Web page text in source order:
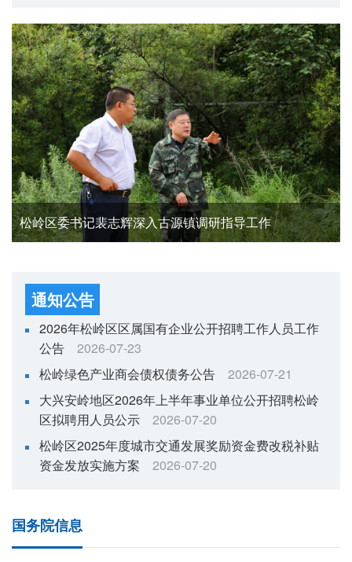
松岭区全面部署主汛期防汛备汛工作 松岭区召开2026年优化营商环境专项行动暨深化企业服务效能提升突破年行动调度会议
松岭区领导带队调研高标准农田建设项目 现场办公解难题促提速
松岭区委书记裴志辉深入古源镇调研指导工作
松岭区派出检查组深入劲松镇与公路一线督导防汛备汛工作
松岭区全面部署主汛期防汛备汛工作 松岭区召开2026年优化营商环境专项行动暨深化企业服务效能提升突破年行动调度会议
通知公告
2026年松岭区区属国有企业公开招聘工作人员工作
公告
2026-07-23
松岭绿色产业商会债权债务公告
2026-07-21
大兴安岭地区2026年上半年事业单位公开招聘松岭
区拟聘用人员公示
2026-07-20
松岭区2025年度城市交通发展奖励资金费改税补贴
资金发放实施方案
2026-07-20
国务院信息